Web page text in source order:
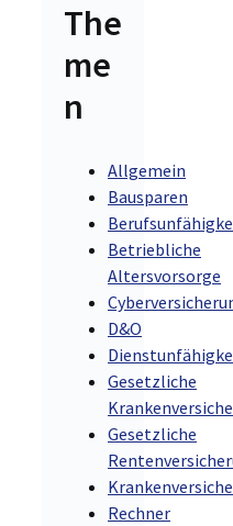
The
me
n
Allgemein
Bausparen
Betriebliche
Altersvorsorge
D&O
Gesetzliche
Gesetzliche
Rechner